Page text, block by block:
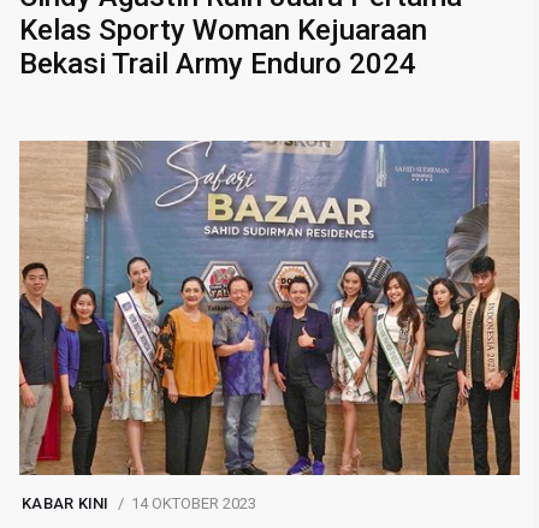
Kelas Sporty Woman Kejuaraan
Bekasi Trail Army Enduro 2024
KABAR KINI 14 OKTOBER 2023